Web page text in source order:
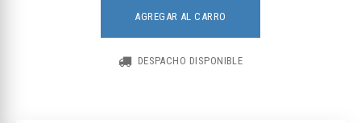
AGREGAR AL CARRO
DESPACHO DISPONIBLE